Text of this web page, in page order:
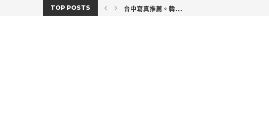
TOP POSTS 台中寫真推薦。韓...